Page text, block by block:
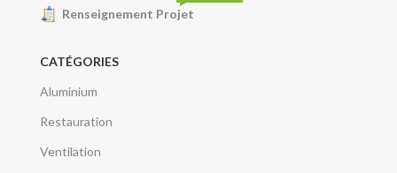
Renseignement Projet
CATÉGORIES
Aluminium
Restauration
Ventilation